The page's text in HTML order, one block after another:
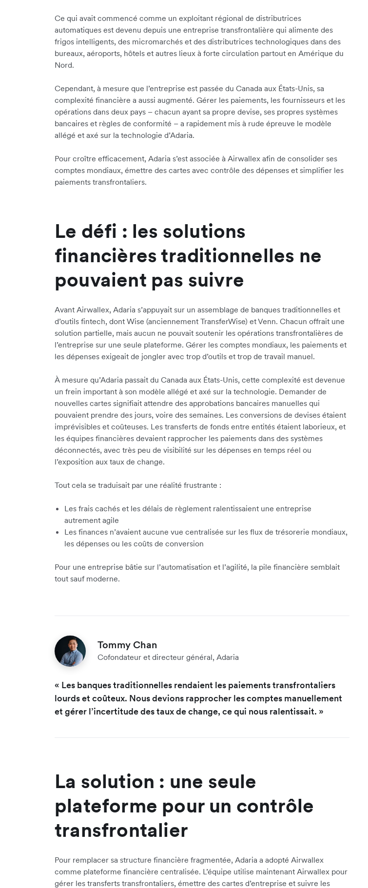
Ce qui avait commencé comme un exploitant régional de distributrices
automatiques est devenu depuis une entreprise transfrontalière qui alimente des
frigos intelligents, des micromarchés et des distributrices technologiques dans des
bureaux, aéroports, hôtels et autres lieux à forte circulation partout en Amérique du
Nord.
Cependant, à mesure que l’entreprise est passée du Canada aux États-Unis, sa
complexité financière a aussi augmenté. Gérer les paiements, les fournisseurs et les
opérations dans deux pays – chacun ayant sa propre devise, ses propres systèmes
bancaires et règles de conformité – a rapidement mis à rude épreuve le modèle
allégé et axé sur la technologie d’Adaria.
Pour croître efficacement, Adaria s’est associée à Airwallex afin de consolider ses
comptes mondiaux, émettre des cartes avec contrôle des dépenses et simplifier les
paiements transfrontaliers.
Le défi : les solutions
financières traditionnelles ne
pouvaient pas suivre
Avant Airwallex, Adaria s’appuyait sur un assemblage de banques traditionnelles et
d’outils fintech, dont Wise (anciennement TransferWise) et Venn. Chacun offrait une
solution partielle, mais aucun ne pouvait soutenir les opérations transfrontalières de
l’entreprise sur une seule plateforme. Gérer les comptes mondiaux, les paiements et
les dépenses exigeait de jongler avec trop d’outils et trop de travail manuel.
À mesure qu’Adaria passait du Canada aux États-Unis, cette complexité est devenue
un frein important à son modèle allégé et axé sur la technologie. Demander de
nouvelles cartes signifiait attendre des approbations bancaires manuelles qui
pouvaient prendre des jours, voire des semaines. Les conversions de devises étaient
imprévisibles et coûteuses. Les transferts de fonds entre entités étaient laborieux, et
les équipes financières devaient rapprocher les paiements dans des systèmes
déconnectés, avec très peu de visibilité sur les dépenses en temps réel ou
l’exposition aux taux de change.
Tout cela se traduisait par une réalité frustrante :
Les frais cachés et les délais de règlement ralentissaient une entreprise
autrement agile
Les finances n’avaient aucune vue centralisée sur les flux de trésorerie mondiaux,
les dépenses ou les coûts de conversion
Pour une entreprise bâtie sur l’automatisation et l’agilité, la pile financière semblait
tout sauf moderne.
Tommy Chan
Cofondateur et directeur général, Adaria
« Les banques traditionnelles rendaient les paiements transfrontaliers
lourds et coûteux. Nous devions rapprocher les comptes manuellement
et gérer l’incertitude des taux de change, ce qui nous ralentissait. »
La solution : une seule
plateforme pour un contrôle
transfrontalier
Pour remplacer sa structure financière fragmentée, Adaria a adopté Airwallex
comme plateforme financière centralisée. L’équipe utilise maintenant Airwallex pour
gérer les transferts transfrontaliers, émettre des cartes d’entreprise et suivre les